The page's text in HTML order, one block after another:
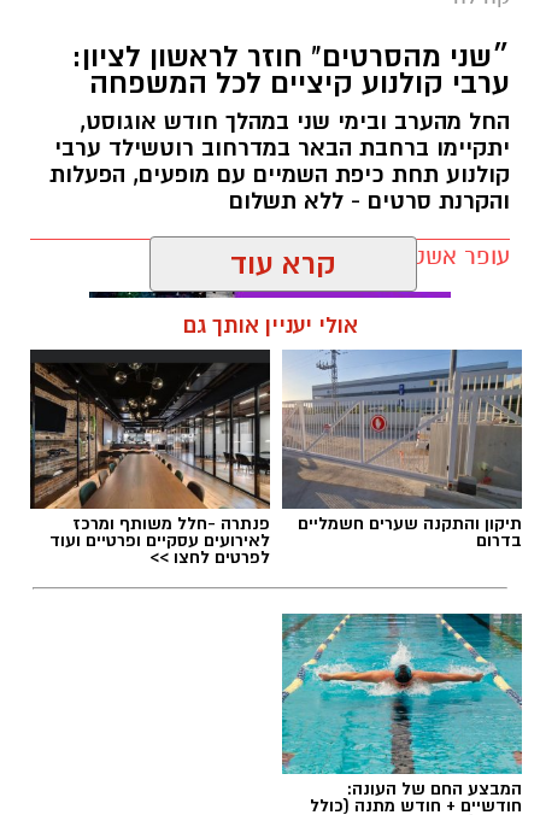
המקהלה מוקמת ביוזמת עיריית ראשון לציון,
באמצעות המינהל לשילוב חברתי וקרן ראשון. את
הקמתה והובלתה המקצועית תבצע עמותת "מעבר
לקול", המתמחה בהקמת מקהלות מקצועיות וחיבור
כל האוכלוסיות באמצעות מוזיקה ושירה.
במסגרת המיזם ייערכו אודישנים לתושבות ותושבי
העיר בני 21 ומעלה, עם ובלי צרכים מיוחדים,
שאוהבים לשיר ובעלי יכולת שירה. המשתתפים
שייבחרו יזכו לקחת חלק במקהלה ייצוגית שתופיע
באירועים עירוניים ובבמות מרכזיות, ותביא לקדמת
הבמה את הכוח של מוזיקה לחבר בין אנשים.
המקהלה תייצג את העיר שלנו, ראשון לציון
החברות במקהלה כרוכה בתשלום ומחייבת
השתתפות עקבית בחזרות אחת לשבוע.
2304979
ראש העירייה, רז קינסטליך: "אני מברך על הקמת
הלהקה המרגשת הזו. בראשון לציון כולם שווים, גם
במוסיקה ולכל אחת ואחד יש מקום. קהילה חזקה
באמת, מורכבת ממפגשים בין אנשים שונים,
״שני מהסרטים" חוזר לראשון לציון:
ערבי קולנוע קיציים לכל המשפחה
החל מהערב ובימי שני במהלך חודש אוגוסט,
יתקיימו ברחבת הבאר במדרחוב רוטשילד ערבי
קולנוע תחת כיפת השמיים עם מופעים, הפעלות
והקרנת סרטים - ללא תשלום
עופר אשטוקר / 17:41 03.08.26
תגים:שני מהסרטים בראשון לציון
קרא עוד
אולי יעניין אותך גם
בדרום לאירועים עסקיים ופרטיים ועוד